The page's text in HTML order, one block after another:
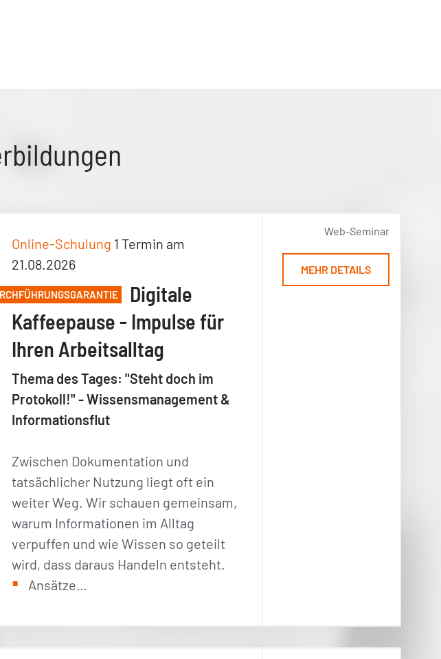
Online-Schulung 1 Termin am
21.08.2026
Digitale
Kaffeepause - Impulse für
Ihren Arbeitsalltag
Thema des Tages: "Steht doch im
Protokoll!" - Wissensmanagement &
Informationsflut
Zwischen Dokumentation und
tatsächlicher Nutzung liegt oft ein
weiter Weg. Wir schauen gemeinsam,
warum Informationen im Alltag
verpuffen und wie Wissen so geteilt
wird, dass daraus Handeln entsteht.
Ansätze…
Web-Seminar
MEHR DETAILS